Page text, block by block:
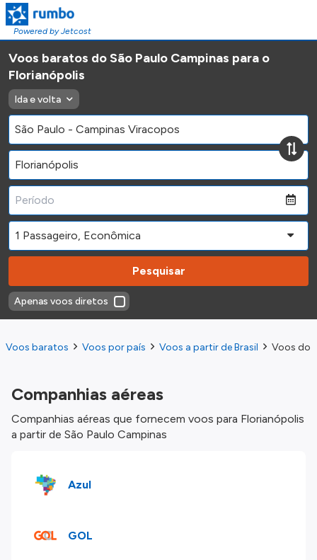
Powered by Jetcost
Voos baratos do São Paulo Campinas para o
Florianópolis
Ida e volta
Pesquisar
Apenas voos diretos
Voos baratos Voos por país Voos a partir de Brasil Voos do
Companhias aéreas
Companhias aéreas que fornecem voos para Florianópolis
a partir de São Paulo Campinas
Azul
GOL